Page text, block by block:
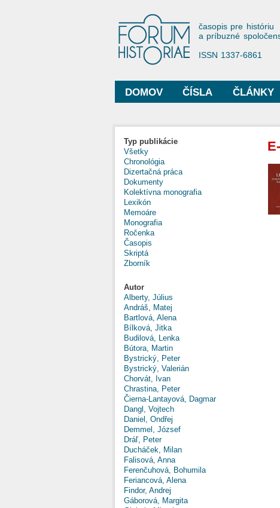
Forum
časopis pre históriu
a príbuzné
ISSN 1337-6861
Hlavné menu
DOMOV ČÍSLA ČLÁNKY
Typ publikácie
Všetky
Chronológia
Dizertačná práca
Dokumenty
Kolektívna monografia
Lexikón
Memoáre
Monografia
Ročenka
Časopis
Skriptá
Zborník
Autor
Alberty, Július
Andráš, Matej
Bartlová, Alena
Bílková, Jitka
Budilová, Lenka
Bútora, Martin
Bystrický, Peter
Bystrický, Valerián
Chorvát, Ivan
Chrastina, Peter
Čierna-Lantayová, Dagmar
Dangl, Vojtech
Daniel, Ondřej
Demmel, József
Dráľ, Peter
Ducháček, Milan
Falisová, Anna
Ferenčuhová, Bohumila
Feriancová, Alena
Findor, Andrej
Gáborová, Margita